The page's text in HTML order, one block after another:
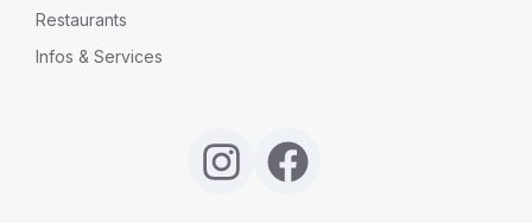
Restaurants
Infos & Services